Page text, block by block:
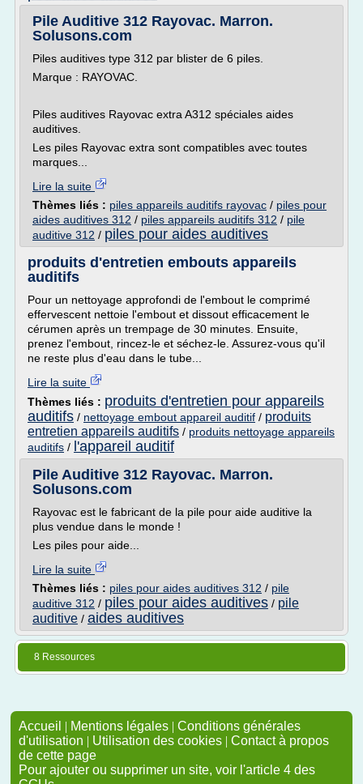
Pile Auditive 312 Rayovac. Marron.
Solusons.com
Piles auditives type 312 par blister de 6 piles.
Marque : RAYOVAC.
Piles auditives Rayovac extra A312 spéciales aides
auditives.
Les piles Rayovac extra sont compatibles avec toutes
marques...
Lire la suite
Thèmes liés : piles appareils auditifs rayovac / piles pour
aides auditives 312 / piles appareils auditifs 312 / pile
auditive 312 / piles pour aides auditives
produits d'entretien embouts appareils
auditifs
Pour un nettoyage approfondi de l'embout le comprimé
effervescent nettoie l'embout et dissout efficacement le
cérumen après un trempage de 30 minutes. Ensuite,
prenez l'embout, rincez-le et séchez-le. Assurez-vous qu'il
ne reste plus d'eau dans le tube...
Lire la suite
Thèmes liés : produits d'entretien pour appareils
auditifs / nettoyage embout appareil auditif / produits
entretien appareils auditifs / produits nettoyage appareils
auditifs / l'appareil auditif
Pile Auditive 312 Rayovac. Marron.
Solusons.com
Rayovac est le fabricant de la pile pour aide auditive la
plus vendue dans le monde !
Les piles pour aide...
Lire la suite
Thèmes liés : piles pour aides auditives 312 / pile
auditive 312 / piles pour aides auditives / pile
auditive / aides auditives
8 Ressources
Accueil | Mentions légales | Conditions générales
d'utilisation | Utilisation des cookies | Contact à propos
de cette page
Pour ajouter ou supprimer un site, voir l'article 4 des